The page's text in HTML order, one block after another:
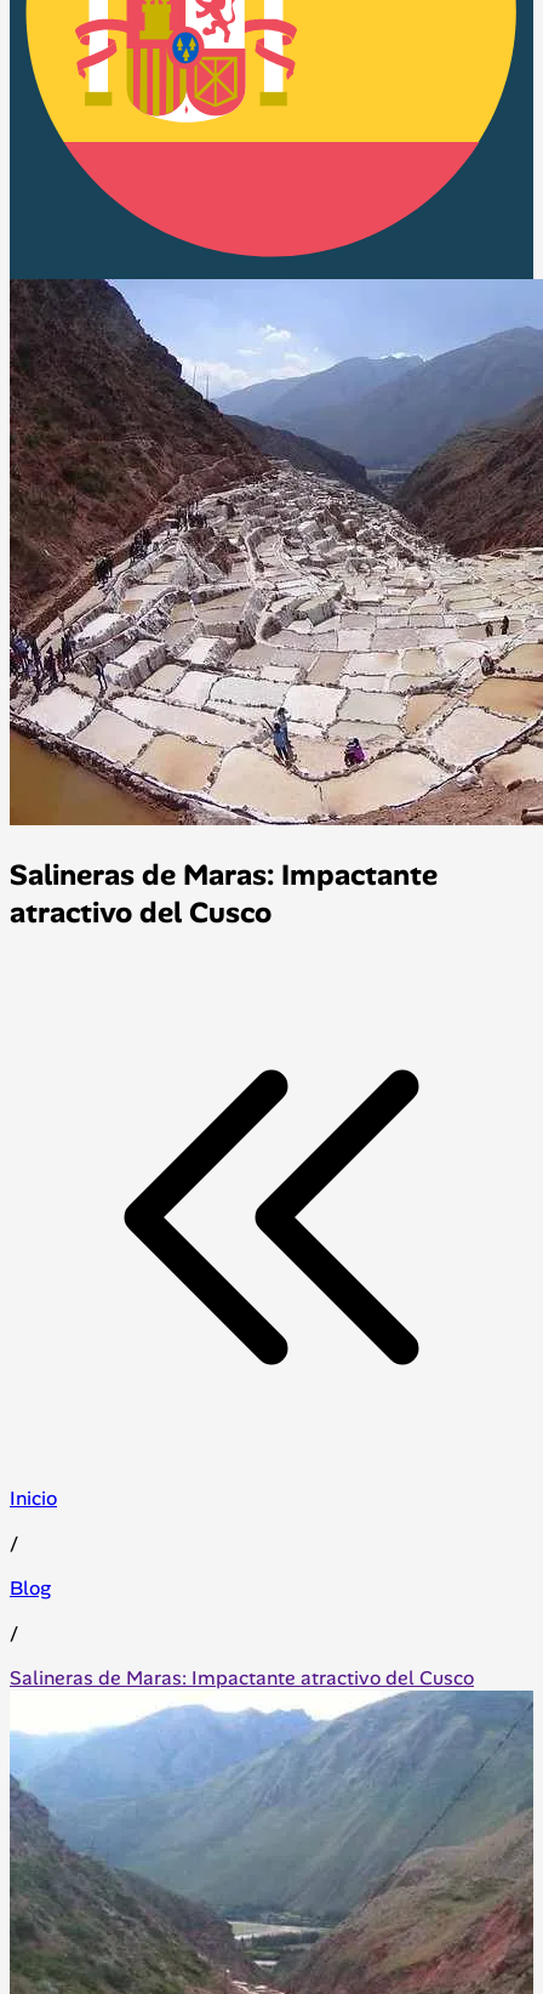
Salineras de Maras: Impactante
atractivo del Cusco
Inicio
/
Blog
/
Salineras de Maras: Impactante atractivo del Cusco